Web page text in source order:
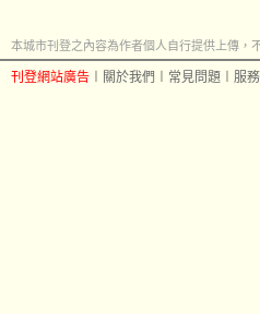
本城市刊登之內容為作者個人自行提供上傳，
刊登網站廣告 關於我們 常見問題 服